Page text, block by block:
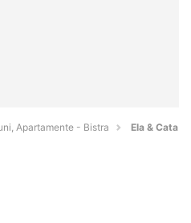
Apartamente - Bistra Ela & Cata